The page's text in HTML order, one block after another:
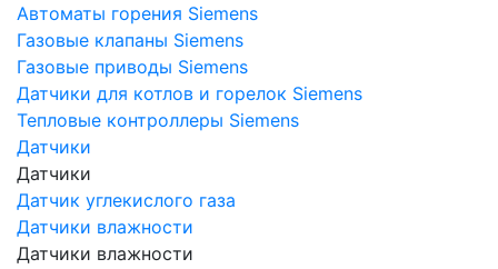
Автоматы горения Siemens
Газовые клапаны Siemens
Газовые приводы Siemens
Датчики для котлов и горелок Siemens
Тепловые контроллеры Siemens
Датчики
Датчики
Датчик углекислого газа
Датчики влажности
Датчики влажности